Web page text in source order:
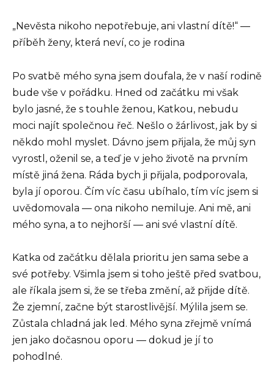
„Nevěsta nikoho nepotřebuje, ani vlastní dítě!“ —
příběh ženy, která neví, co je rodina
Po svatbě mého syna jsem doufala, že v naší rodině
bude vše v pořádku. Hned od začátku mi však
bylo jasné, že s touhle ženou, Katkou, nebudu
moci najít společnou řeč. Nešlo o žárlivost, jak by si
někdo mohl myslet. Dávno jsem přijala, že můj syn
vyrostl, oženil se, a teď je v jeho životě na prvním
místě jiná žena. Ráda bych ji přijala, podporovala,
byla jí oporou. Čím víc času ubíhalo, tím víc jsem si
uvědomovala — ona nikoho nemiluje. Ani mě, ani
mého syna, a to nejhorší — ani své vlastní dítě.
Katka od začátku dělala prioritu jen sama sebe a
své potřeby. Všimla jsem si toho ještě před svatbou,
ale říkala jsem si, že se třeba změní, až přijde dítě.
Že zjemní, začne být starostlivější. Mýlila jsem se.
Zůstala chladná jak led. Mého syna zřejmě vnímá
jen jako dočasnou oporu — dokud je jí to
pohodlné.